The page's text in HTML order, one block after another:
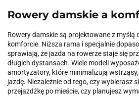
Rowery damskie a
Rowery damskie są projektowane z myślą
komforcie. Niższa rama i specjalnie
sprawiają, że jazda na rowerze staje się
długich dystansach. Wiele modeli
amortyzatory, które minimalizują
jazdę. Niezależnie od tego, czy wybierasz
przejażdżkę po mieście, czy planujesz